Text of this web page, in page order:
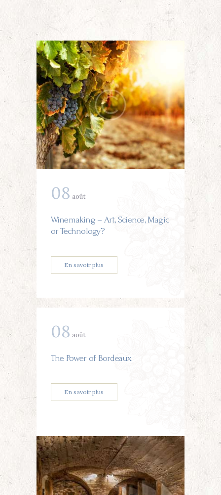
08 août
Winemaking – Art, Science, Magic
or Technology?
En savoir plus
08 août
The Power of Bordeaux
En savoir plus